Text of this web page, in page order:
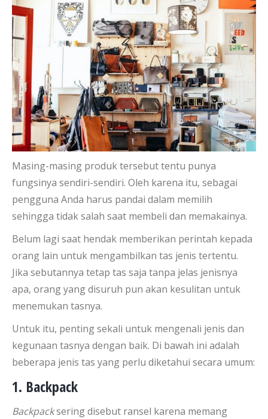
Masing-masing produk tersebut tentu punya
fungsinya sendiri-sendiri. Oleh karena itu, sebagai
pengguna Anda harus pandai dalam memilih
sehingga tidak salah saat membeli dan memakainya.
Belum lagi saat hendak memberikan perintah kepada
orang lain untuk mengambilkan tas jenis tertentu.
Jika sebutannya tetap tas saja tanpa jelas jenisnya
apa, orang yang disuruh pun akan kesulitan untuk
menemukan tasnya.
Untuk itu, penting sekali untuk mengenali jenis dan
kegunaan tasnya dengan baik. Di bawah ini adalah
beberapa jenis tas yang perlu diketahui secara umum:
1. Backpack
Backpacksering disebut ransel karena memang